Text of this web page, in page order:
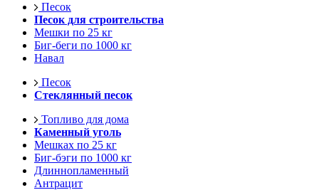
Песок
Песок для строительства
Мешки по 25 кг
Биг-беги по 1000 кг
Навал
Песок
Стеклянный песок
Топливо для дома
Каменный уголь
Мешках по 25 кг
Биг-бэги по 1000 кг
Длиннопламенный
Антрацит